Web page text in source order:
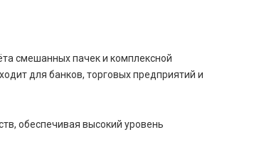
смешанных пачек и комплексной
для банков, торговых предприятий и
обеспечивая высокий уровень